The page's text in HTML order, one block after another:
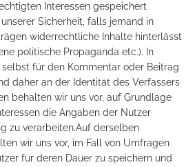
Interessen gespeichert
Sicherheit, falls jemand in
widerrechtliche Inhalte hinterlässt
politische Propaganda etc.). In
für den Kommentar oder Beitrag
daher an der Identität des Verfassers
behalten wir uns vor, auf Grundlage
die Angaben der Nutzer
zu verarbeiten.Auf derselben
wir uns vor, im Fall von Umfragen
für deren Dauer zu speichern und